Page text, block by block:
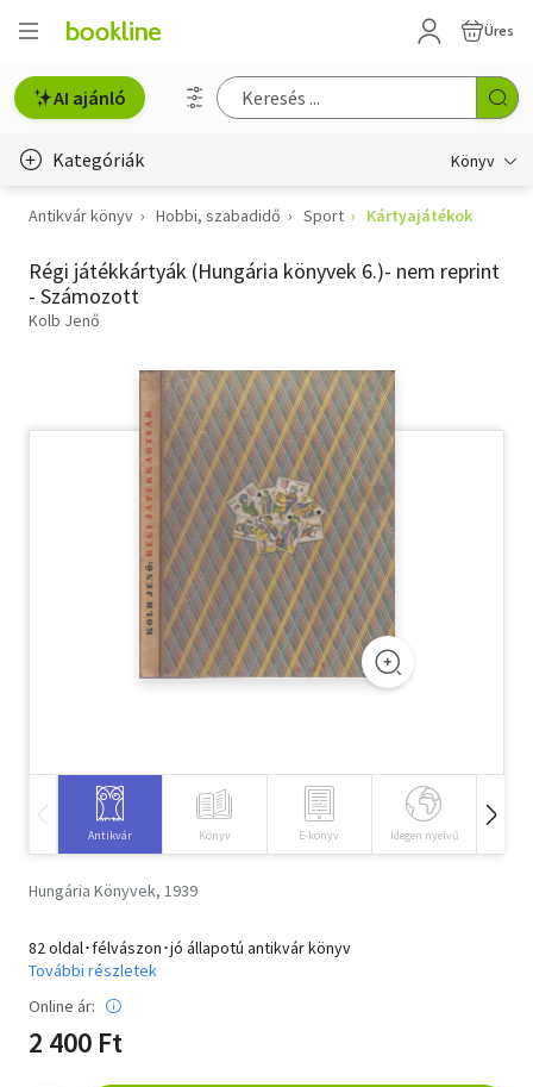
Üres
AI ajánló
Kategóriák Könyv
Életmód, egészség
Erotika
Gyermek- és ifjúsági
Hobbi, szabadidő
Szótár, nyelvkönyv
Tankönyv, segédkönyv
Társadalomtudomány
Történelem
Antikvár könyv Hobbi, szabadidő Sport Kártyajátékok
Régi játékkártyák (Hungária könyvek 6.)- nem reprint
- Számozott
Kolb Jenő
Antikvár Könyv E-könyv Idegen nyelvű
Hungária Könyvek, 1939
82 oldal･félvászon･jó állapotú antikvár könyv
További részletek
Online ár:
2 400 Ft